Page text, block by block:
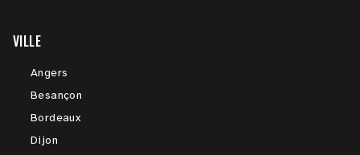
VILLE
Angers
Besançon
Bordeaux
Dijon